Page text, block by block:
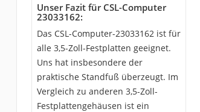
Unser Fazit für CSL-Computer
23033162:
Das CSL-Computer-23033162 ist für
alle 3,5-Zoll-Festplatten geeignet.
Uns hat insbesondere der
praktische Standfuß überzeugt. Im
Vergleich zu anderen 3,5-Zoll-
Festplattengehäusen ist ein